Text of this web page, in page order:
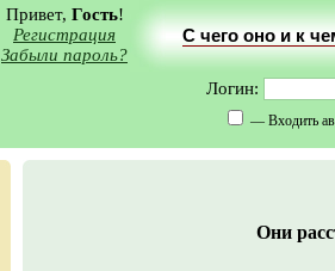
Привет, Гость!
Регистрация
Забыли пароль?
С чего оно и к
Логин:
— Входить
Они